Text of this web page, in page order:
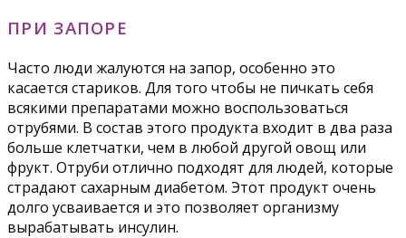
ПРИ ЗАПОРЕ
Часто люди жалуются на запор, особенно это
касается стариков. Для того чтобы не пичкать себя
всякими препаратами можно воспользоваться
отрубями. В состав этого продукта входит в два раза
больше клетчатки, чем в любой другой овощ или
фрукт. Отруби отлично подходят для людей, которые
страдают сахарным диабетом. Этот продукт очень
долго усваивается и это позволяет организму
вырабатывать инсулин.